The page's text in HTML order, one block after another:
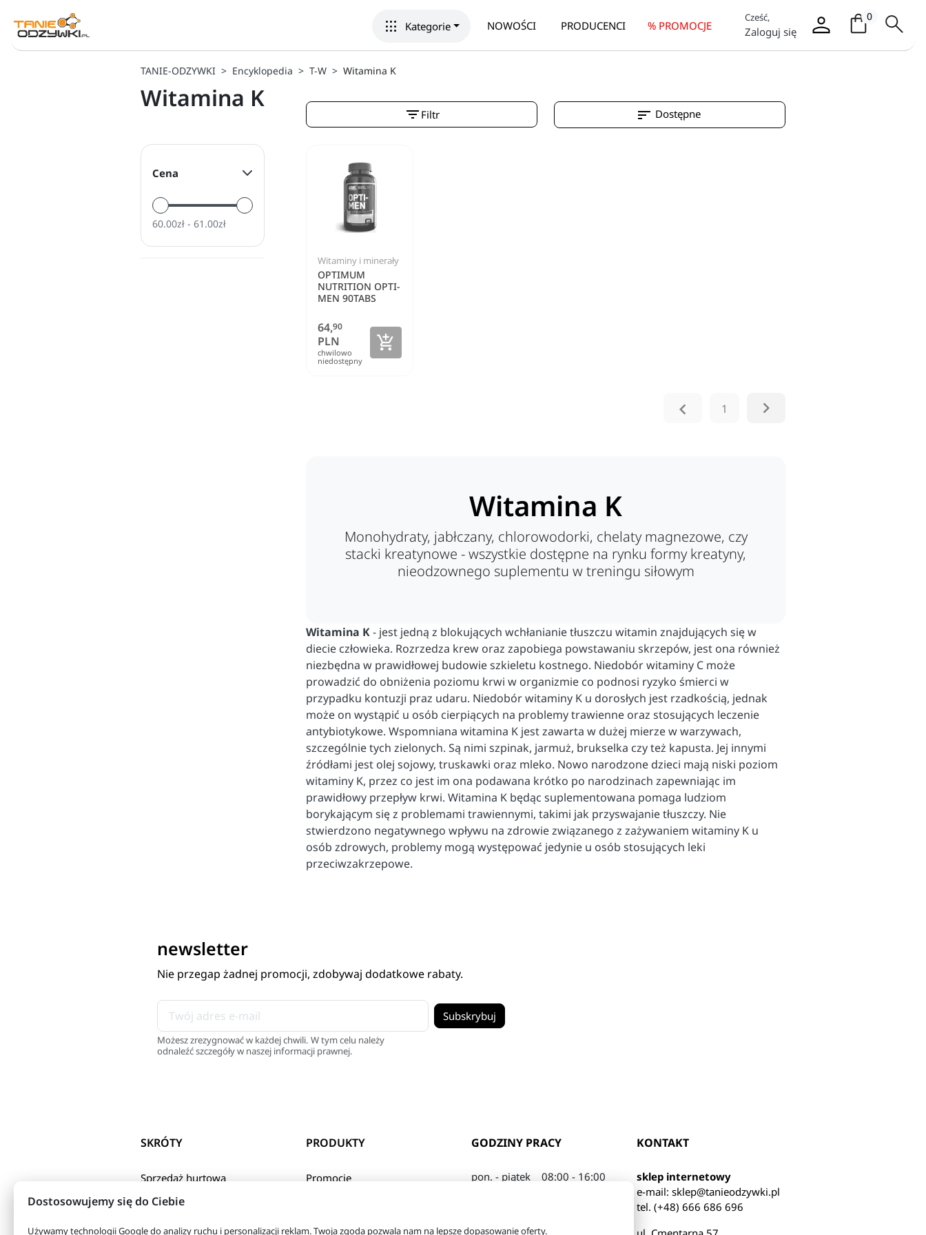
apps Kategorie NOWOŚCI PRODUCENCI % PROMOCJE
Cześć,
Zaloguj się
0Koszyk /
TANIE-ODZYWKI Encyklopedia T-W Witamina K
Witamina K
Cena
60.00zł - 61.00zł
filter_list Filtr sort Dostępne
Witaminy i minerały
OPTIMUM
NUTRITION OPTI-
MEN 90TABS
64,90
PLN
chwilowo
niedostępny

 1 
Witamina K
Monohydraty, jabłczany, chlorowodorki, chelaty magnezowe, czy
stacki kreatynowe - wszystkie dostępne na rynku formy kreatyny,
nieodzownego suplementu w treningu siłowym
Witamina K- jest jedną z blokujących wchłanianie tłuszczu witamin znajdujących się w
diecie człowieka. Rozrzedza krew oraz zapobiega powstawaniu skrzepów, jest ona również
niezbędna w prawidłowej budowie szkieletu kostnego. Niedobór witaminy C może
prowadzić do obniżenia poziomu krwi w organizmie co podnosi ryzyko śmierci w
przypadku kontuzji praz udaru. Niedobór witaminy K u dorosłych jest rzadkością, jednak
może on wystąpić u osób cierpiących na problemy trawienne oraz stosujących leczenie
antybiotykowe. Wspomniana witamina K jest zawarta w dużej mierze w warzywach,
szczególnie tych zielonych. Są nimi szpinak, jarmuż, brukselka czy też kapusta. Jej innymi
źródłami jest olej sojowy, truskawki oraz mleko. Nowo narodzone dzieci mają niski poziom
witaminy K, przez co jest im ona podawana krótko po narodzinach zapewniając im
prawidłowy przepływ krwi. Witamina K będąc suplementowana pomaga ludziom
borykającym się z problemami trawiennymi, takimi jak przyswajanie tłuszczy. Nie
stwierdzono negatywnego wpływu na zdrowie związanego z zażywaniem witaminy K u
osób zdrowych, problemy mogą występować jedynie u osób stosujących leki
przeciwzakrzepowe.
newsletter
Nie przegap żadnej promocji, zdobywaj dodatkowe rabaty.
Możesz zrezygnować w każdej chwili. W tym celu należy
odnaleźć szczegóły w naszej informacji prawnej.
SKRÓTY
Sprzedaż hurtowa
Polityka Prywatnosci
internetowego
PRODUKTY
Promocje
Top 50
GODZINY PRACY
pon. - piątek
08:00 - 16:00
KONTAKT
sklep internetowy
e-mail: sklep@tanieodzywki.pl
tel. (+48) 666 686 696
Dostosowujemy się do Ciebie
Używamy technologii Google do analizy ruchu i personalizacji reklam. Twoja zgoda pozwala nam na lepsze dopasowanie oferty.